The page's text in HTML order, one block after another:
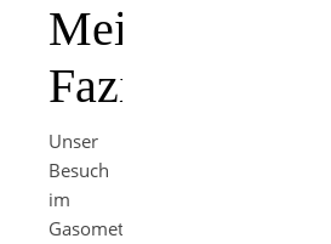
Mein
Fazit
Unser
Besuch
im
Gasometer